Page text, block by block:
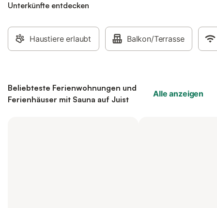
Unterkünfte entdecken
Haustiere erlaubt Balkon/Terrasse
Beliebteste Ferienwohnungen und
Ferienhäuser mit Sauna auf Juist
Alle anzeigen